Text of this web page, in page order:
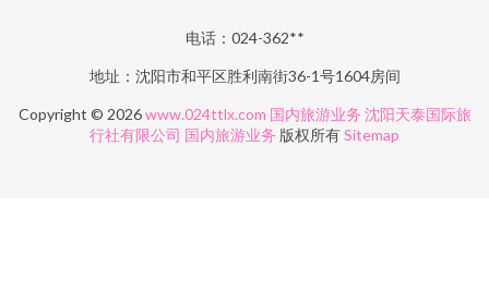
电话：024-362**
地址：沈阳市和平区胜利南街36-1号1604房间
Copyright © 2026www.024ttlx.com 国内旅游业务 沈阳天泰国际旅
行社有限公司 国内旅游业务 版权所有Sitemap